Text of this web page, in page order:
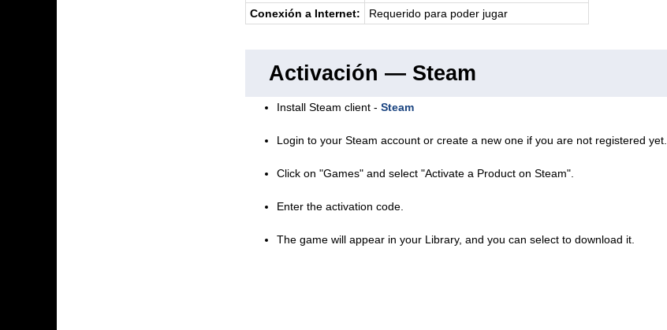
Conexión a Internet:
Requerido para poder jugar
Activación — Steam
Install Steam client - Steam
Login to your Steam account or create a new one if you are not registered yet.
Click on "Games" and select "Activate a Product on Steam".
Enter the activation code.
The game will appear in your Library, and you can select to download it.